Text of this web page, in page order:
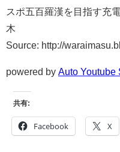
スポ五百羅漢を目指す充
木
Source: http://
powered by Auto Youtube
共有:
Facebook X